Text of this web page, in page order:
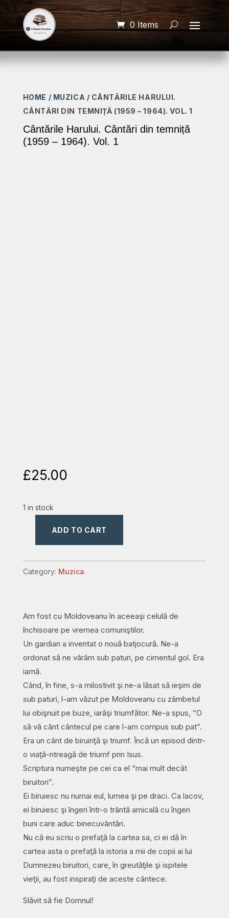
0 Items
HOME / MUZICA / CÂNTĂRILE HARULUI.
CÂNTĂRI DIN TEMNIȚĂ (1959 – 1964). VOL. 1
Cântările Harului. Cântări din temniță
(1959 – 1964). Vol. 1
£25.00
1 in stock
Cântări
–
1964).
Vol.
1
quantity
ADD TO CART
Category: Muzica
Am fost cu Moldoveanu în aceeaşi celulă de
închisoare pe vremea comuniştilor.
Un gardian a inventat o nouă batjocură. Ne-a
ordonat să ne vârâm sub paturi, pe cimentul gol. Era
iarnă.
Când, în fine, s-a milostivit şi ne-a lăsat să ieşim de
sub paturi, l-am văzut pe Moldoveanu cu zâmbetul
lui obişnuit pe buze, iarăşi triumfător. Ne-a spus, “O
să vă cânt cântecul pe care l-am compus sub pat”.
Era un cânt de biruinţă şi triumf. Încă un episod dintr-
o viaţă-ntreagă de triumf prin Isus.
Scriptura numeşte pe cei ca el “mai mult decât
biruitori”.
Ei biruiesc nu numai eul, lumea şi pe draci. Ca lacov,
ei biruiesc şi îngeri într-o trântă amicală cu îngeri
buni care aduc binecuvântări.
Nu că eu scriu o prefaţă la cartea sa, ci ei dă în
cartea asta o prefaţă la istoria a mii de copii ai lui
Dumnezeu biruitori, care, în greutăţile şi ispitele
vieţii, au fost inspiraţi de aceste cântece.
Slăvit să fie Domnul!